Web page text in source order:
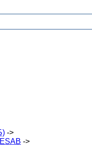
->
->